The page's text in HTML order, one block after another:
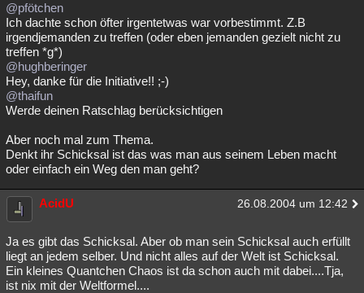
@pfötchen
Ich dachte schon öfter irgentetwas war vorbestimmt. Z.B
irgendjemanden zu treffen (oder eben jemanden gezielt nicht zu
treffen *g*)
@hughberinger
Hey, danke für die Initiative!! ;-)
@thaifun
Werde deinen Ratschlag berücksichtigen
Aber noch mal zum Thema.
Denkt ihr Schicksal ist das was man aus seinem Leben macht
oder einfach ein Weg den man geht?
AcidU 26.08.2004 um 12:42
Ja es gibt das Schicksal. Aber ob man sein Schicksal auch erfüllt
liegt an jedem selber. Und nicht alles auf der Welt ist Schicksal.
Ein kleines Quantchen Chaos ist da schon auch mit dabei....Tja,
ist nix mit der Weltformel....